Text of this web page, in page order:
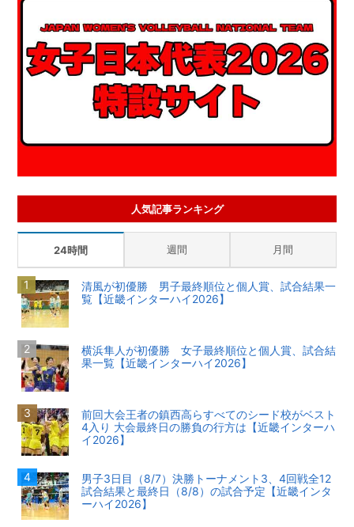
人気記事ランキング
24時間 週間 月間
清風が初優勝 男子最終順位と個人賞、試合結果一
覧【近畿インターハイ2026】
横浜隼人が初優勝 女子最終順位と個人賞、試合結
果一覧【近畿インターハイ2026】
前回大会王者の鎮西高らすべてのシード校がベスト
4入り 大会最終日の勝負の行方は【近畿インターハ
イ2026】
男子3日目（8/7）決勝トーナメント3、4回戦全12
試合結果と最終日（8/8）の試合予定【近畿インタ
ーハイ2026】